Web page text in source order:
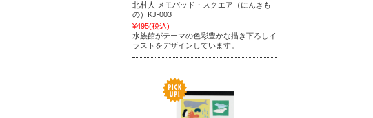
北村人 メモパッド・スクエア（にんきも
の）KJ-003
¥495(税込)
水族館がテーマの色彩豊かな描き下ろしイ
ラストをデザインしています。